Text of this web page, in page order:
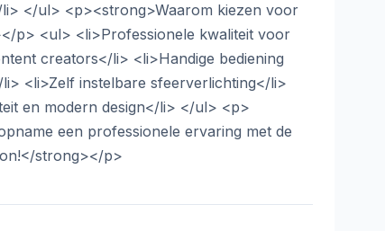
</ul> <p><strong>Waarom kiezen voor
p> <ul> <li>Professionele kwaliteit voor
creators</li> <li>Handige bediening
<li>Zelf instelbare sfeerverlichting</li>
en modern design</li> </ul> <p>
een professionele ervaring met de
strong></p>